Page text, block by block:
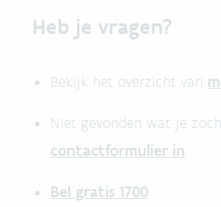
Heb je vragen?
Bekijk het overzicht van
Niet gevonden wat je
contactformulier in.
Bel gratis 1700